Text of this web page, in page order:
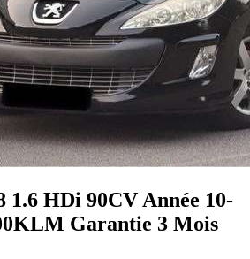
1.6 HDi 90CV Année 10-
Garantie 3 Mois